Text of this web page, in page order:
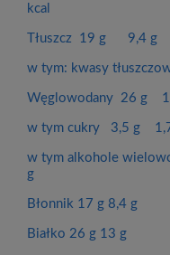
kcal
Tłuszcz 19 g 9,4 g
w tym: kwasy
Węglowodany 26 g
w tym cukry 3,5 g
w tym alkohole
g
Błonnik 17 g 8,4 g
Białko 26 g 13 g